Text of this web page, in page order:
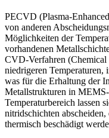
PECVD (Plasma-
von anderen
Möglichkeiten der
vorhandenen
CVD-Verfahren
niedrigeren Temperaturen,
was für die Erhaltung der
Metallstrukturen in
Temperaturbereich lassen
nitridschichten
thermisch beschädigt